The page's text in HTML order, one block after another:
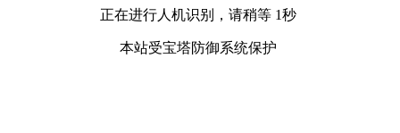
正在进行人机识别，请稍等 1秒
本站受宝塔防御系统保护